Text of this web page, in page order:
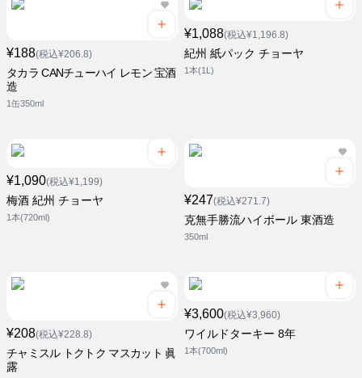
¥188(税込¥206.8)
タカラ CANチューハイ レモン 宝酒
造
1缶350ml
¥1,088(税込¥1,196.8)
紀州 紙パック チョーヤ
1本(1L)
¥1,090(税込¥1,199)
梅酒 紀州 チョーヤ
1本(720ml)
¥247(税込¥271.7)
克無手勝流ハイボール 東酒造
350ml
¥208(税込¥228.8)
チャミスル トクトク マスカット 眞
露
¥3,600(税込¥3,960)
ワイルドターキー 8年
1本(700ml)